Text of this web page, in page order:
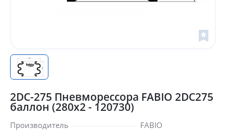
2DC-275 Пневморессора FABIO 2DC275
баллон (280x2 - 120730)
Производитель
FABIO